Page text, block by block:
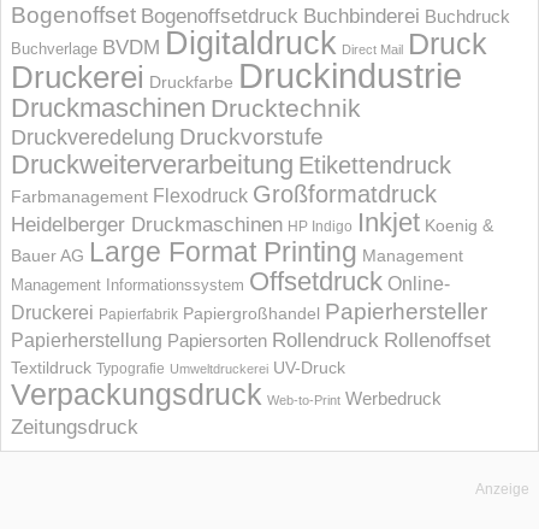
Bogenoffset Bogenoffsetdruck Buchbinderei Buchdruck
Buchverlage BVDM Digitaldruck Direct Mail Druck
Druckerei Druckfarbe Druckindustrie
Druckmaschinen Drucktechnik
Druckveredelung Druckvorstufe
Druckweiterverarbeitung Etikettendruck
Farbmanagement Flexodruck Großformatdruck
Heidelberger Druckmaschinen HP Indigo Inkjet Koenig &
Bauer AG Large Format Printing Management
Management Informations­system Offsetdruck Online-
Druckerei Papierfabrik Papiergroßhandel Papierhersteller
Papierherstellung Papiersorten Rollendruck Rollenoffset
Textildruck Typografie Umweltdruckerei UV-Druck
Verpackungsdruck Web-to-Print Werbedruck
Zeitungsdruck
Anzeige